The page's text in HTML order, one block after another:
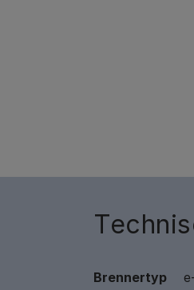
Brennertyp